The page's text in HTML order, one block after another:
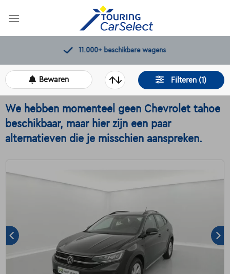
11.000+beschikbare wagens
Filteren (1)
Bewaren
We hebben momenteel geen Chevrolet tahoe
beschikbaar, maar hier zijn een paar
alternatieven die je misschien aanspreken.